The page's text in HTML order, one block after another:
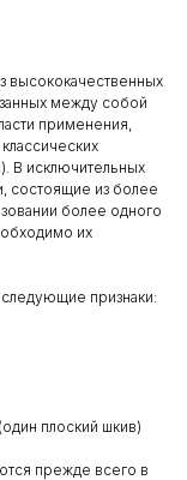
высококачественных
между собой
применения,
В исключительных
состоящие из более
более одного
их
признаки:
плоский шкив)
прежде всего в